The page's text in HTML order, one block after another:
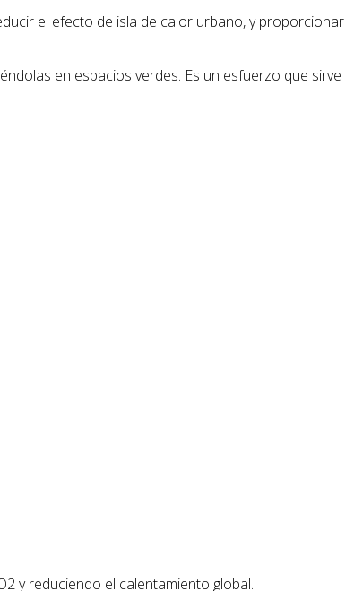
el efecto de isla de calor urbano, y proporcionar
en espacios verdes. Es un esfuerzo que sirve
y reduciendo el calentamiento global.